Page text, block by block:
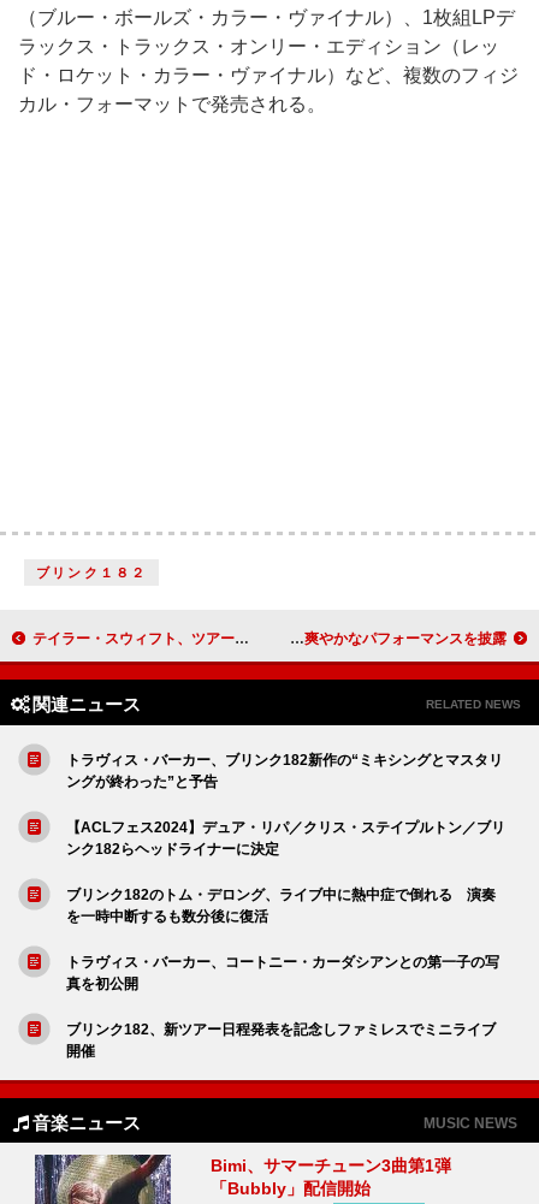
（ブルー・ボールズ・カラー・ヴァイナル）、1枚組LPデ
ラックス・トラックス・オンリー・エディション（レッ
ド・ロケット・カラー・ヴァイナル）など、複数のフィジ
カル・フォーマットで発売される。
ブリンク１８２
テイラー・スウィフト、ツアー裏側を捉えた「I Can Do It With a Broken Heart」MV公開 BOYNEXTDOOR、【めざましライブ】初登場 初の日本での野外ライブで爽やかなパフォーマンスを披露
関連ニュース RELATED NEWS
トラヴィス・バーカー、ブリンク182新作の“ミキシングとマスタリ
ングが終わった”と予告
【ACLフェス2024】デュア・リパ／クリス・ステイプルトン／ブリ
ンク182らヘッドライナーに決定
ブリンク182のトム・デロング、ライブ中に熱中症で倒れる 演奏
を一時中断するも数分後に復活
トラヴィス・バーカー、コートニー・カーダシアンとの第一子の写
真を初公開
ブリンク182、新ツアー日程発表を記念しファミレスでミニライブ
開催
音楽ニュース MUSIC NEWS
Bimi、サマーチューン3曲第1弾
「Bubbly」配信開始